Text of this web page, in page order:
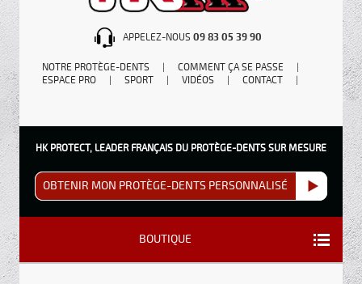
APPELEZ-NOUS 09 83 05 39 90
NOTRE PROTÈGE-DENTS COMMENT ÇA SE PASSE
ESPACE PRO
SPORT VIDÉOS CONTACT
BOUTIQUE
HK PROTECT, LEADER FRANÇAIS DU PROTÈGE-DENTS SUR MESURE
OBTENIR MON PROTÈGE-DENTS PERSONNALISÉ